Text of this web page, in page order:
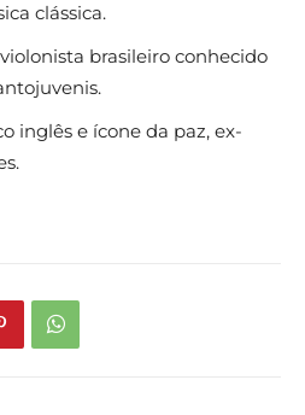
clássica.
brasileiro conhecido
inglês e ícone da paz, ex-